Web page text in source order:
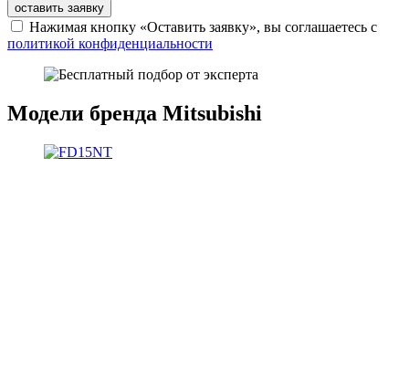
оставить заявку
Нажимая кнопку «Оставить заявку», вы соглашаетесь с
политикой конфиденциальности
Модели бренда Mitsubishi